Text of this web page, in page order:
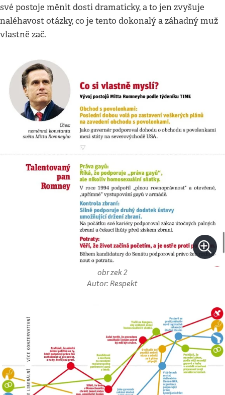
své postoje měnit dosti dramaticky, a to jen zvyšuje
naléhavost otázky, co je tento dokonalý a záhadný muž
vlastně zač.
obr zek 2
Autor: Respekt